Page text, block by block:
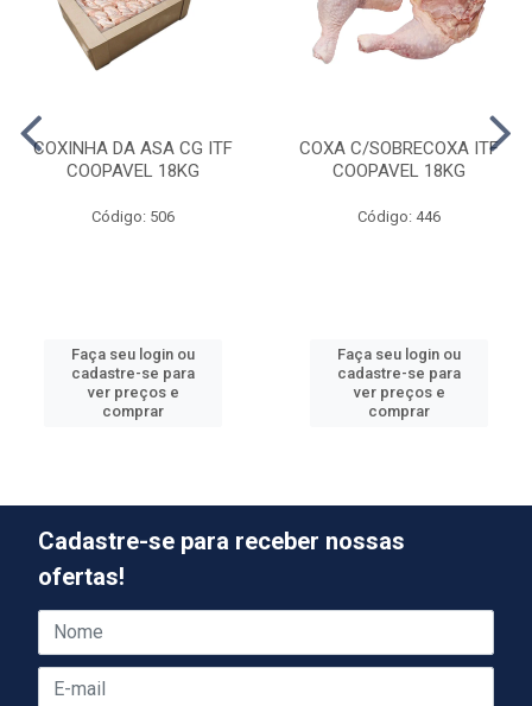
COXINHA DA ASA CG ITF
COOPAVEL 18KG
Código: 506
Faça seu login ou
cadastre-se para
ver preços e
comprar
COXA C/SOBRECOXA ITF
COOPAVEL 18KG
Código: 446
Faça seu login ou
cadastre-se para
ver preços e
comprar
Cadastre-se para receber nossas
ofertas!